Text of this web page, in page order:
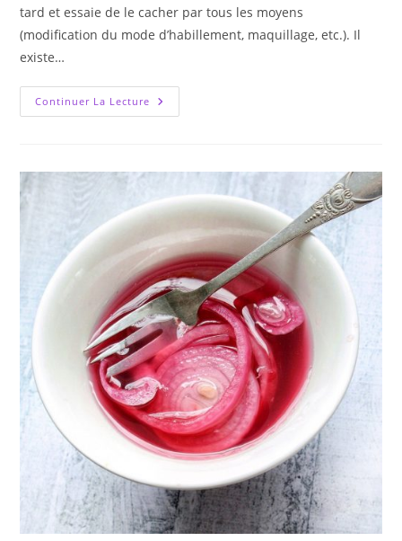
tard et essaie de le cacher par tous les moyens
(modification du mode d’habillement, maquillage, etc.). Il
existe…
Continuer La Lecture Tout
Ce
Le